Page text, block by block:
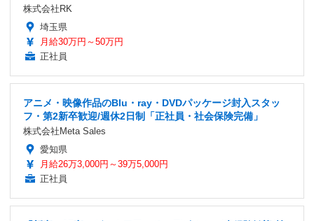
株式会社RK
埼玉県
月給30万円～50万円
正社員
アニメ・映像作品のBlu・ray・DVDパッケージ封入スタッ
フ・第2新卒歓迎/週休2日制「正社員・社会保険完備」
株式会社Meta Sales
愛知県
月給26万3,000円～39万5,000円
正社員